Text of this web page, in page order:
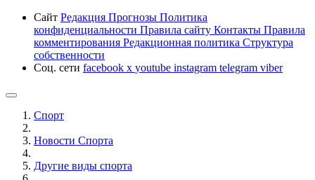
Сайт Редакция Прогнозы Политика
конфиденциальности Правила сайту Контакты Правила
комментирования Редакционная политика Структура
собственности
Соц. сети facebook x youtube instagram telegram viber
Спорт
Новости Cпорта
Другие виды спорта